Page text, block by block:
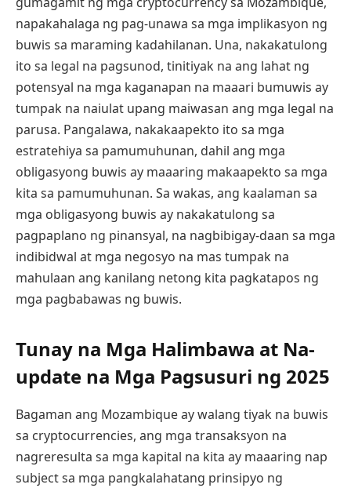
napakahalaga ng pag-unawa sa mga implikasyon ng
buwis sa maraming kadahilanan. Una, nakakatulong
ito sa legal na pagsunod, tinitiyak na ang lahat ng
potensyal na mga kaganapan na maaari bumuwis ay
tumpak na naiulat upang maiwasan ang mga legal na
parusa. Pangalawa, nakakaapekto ito sa mga
estratehiya sa pamumuhunan, dahil ang mga
obligasyong buwis ay maaaring makaapekto sa mga
kita sa pamumuhunan. Sa wakas, ang kaalaman sa
mga obligasyong buwis ay nakakatulong sa
pagpaplano ng pinansyal, na nagbibigay-daan sa mga
indibidwal at mga negosyo na mas tumpak na
mahulaan ang kanilang netong kita pagkatapos ng
mga pagbabawas ng buwis.
Tunay na Mga Halimbawa at Na-
update na Mga Pagsusuri ng 2025
Bagaman ang Mozambique ay walang tiyak na buwis
sa cryptocurrencies, ang mga transaksyon na
nagreresulta sa mga kapital na kita ay maaaring nap
subject sa mga pangkalahatang prinsipyo ng